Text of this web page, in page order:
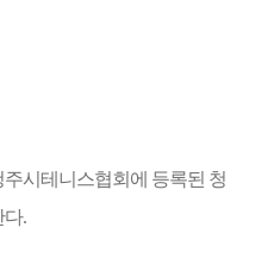
주시테니스협회에 등록된 청
다.